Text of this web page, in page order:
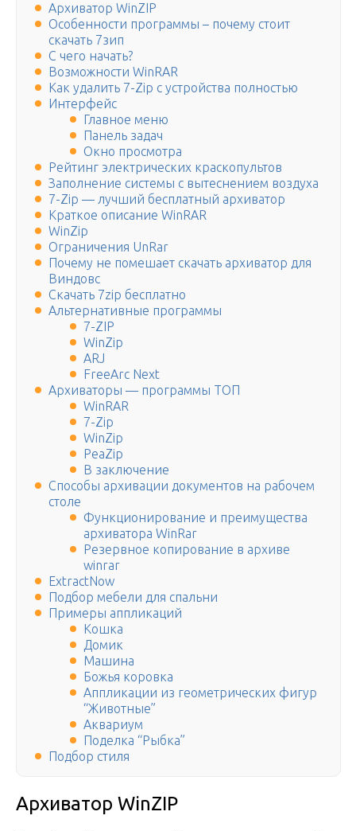
Архиватор WinZIP
Особенности программы – почему стоит
скачать 7зип
С чего начать?
Возможности WinRAR
Как удалить 7-Zip с устройства полностью
Интерфейс
Главное меню
Панель задач
Окно просмотра
Рейтинг электрических краскопультов
Заполнение системы с вытеснением воздуха
7-Zip — лучший бесплатный архиватор
Краткое описание WinRAR
WinZip
Ограничения UnRar
Почему не помешает скачать архиватор для
Виндовс
Скачать 7zip бесплатно
Альтернативные программы
7-ZIP
WinZip
ARJ
FreeArc Next
Архиваторы — программы ТОП
WinRAR
7-Zip
WinZip
PeaZip
В заключение
Способы архивации документов на рабочем
столе
Функционирование и преимущества
архиватора WinRar
Резервное копирование в архиве
winrar
ExtractNow
Подбор мебели для спальни
Примеры аппликаций
Кошка
Домик
Машина
Божья коровка
Аппликации из геометрических фигур
“Животные”
Аквариум
Поделка “Рыбка”
Подбор стиля
Архиватор WinZIP